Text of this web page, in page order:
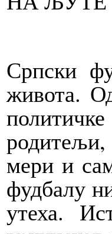
Српски
живота.
мери и
фудбалу
утеха.